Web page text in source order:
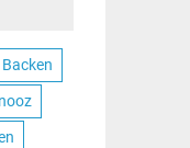
Backen